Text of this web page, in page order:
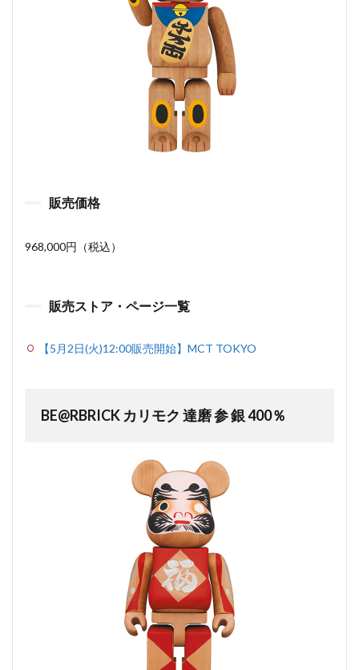
販売価格
968,000円（税込）
販売ストア・ページ一覧
【5月2日(火)12:00販売開始】MCT TOKYO
BE@RBRICK カリモク 達磨 参 銀 400％